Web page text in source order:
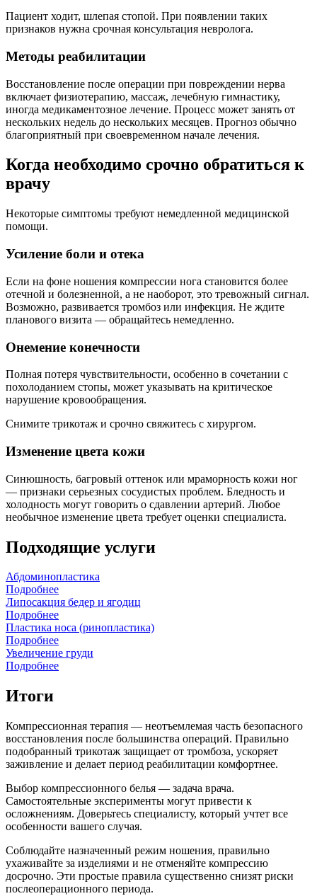
Пациент ходит, шлепая стопой. При появлении таких
признаков нужна срочная консультация невролога.
Методы реабилитации
Восстановление после операции при повреждении нерва
включает физиотерапию, массаж, лечебную гимнастику,
иногда медикаментозное лечение. Процесс может занять от
нескольких недель до нескольких месяцев. Прогноз обычно
благоприятный при своевременном начале лечения.
Когда необходимо срочно обратиться к
врачу
Некоторые симптомы требуют немедленной медицинской
помощи.
Усиление боли и отека
Если на фоне ношения компрессии нога становится более
отечной и болезненной, а не наоборот, это тревожный сигнал.
Возможно, развивается тромбоз или инфекция. Не ждите
планового визита — обращайтесь немедленно.
Онемение конечности
Полная потеря чувствительности, особенно в сочетании с
похолоданием стопы, может указывать на критическое
нарушение кровообращения.
Снимите трикотаж и срочно свяжитесь с хирургом.
Изменение цвета кожи
Синюшность, багровый оттенок или мраморность кожи ног
— признаки серьезных сосудистых проблем. Бледность и
холодность могут говорить о сдавлении артерий. Любое
необычное изменение цвета требует оценки специалиста.
Подходящие услуги
Абдоминопластика
Подробнее
Липосакция бедер и ягодиц
Подробнее
Пластика носа (ринопластика)
Подробнее
Увеличение груди
Подробнее
Итоги
Компрессионная терапия — неотъемлемая часть безопасного
восстановления после большинства операций. Правильно
подобранный трикотаж защищает от тромбоза, ускоряет
заживление и делает период реабилитации комфортнее.
Выбор компрессионного белья — задача врача.
Самостоятельные эксперименты могут привести к
осложнениям. Доверьтесь специалисту, который учтет все
особенности вашего случая.
Соблюдайте назначенный режим ношения, правильно
ухаживайте за изделиями и не отменяйте компрессию
досрочно. Эти простые правила существенно снизят риски
послеоперационного периода.